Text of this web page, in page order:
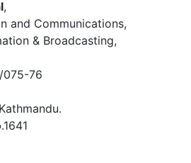
,
and Communications,
& Broadcasting,
075-76
.1641